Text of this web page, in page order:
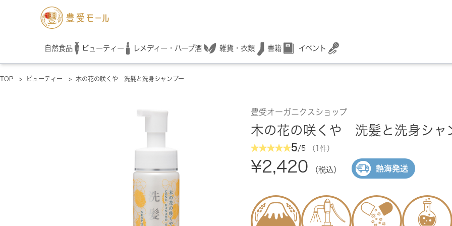
自然食品 ビューティー レメディー・ハーブ酒 雑貨・衣類 書籍 イベント
TOP > ビューティー > 木の花の咲くや 洗髪と洗身シャンプー
豊受オーガニクスショップ
木の花の咲くや 洗髪と洗身シャ
5/5 （1件）
¥2,420 （税込） 熱海発送